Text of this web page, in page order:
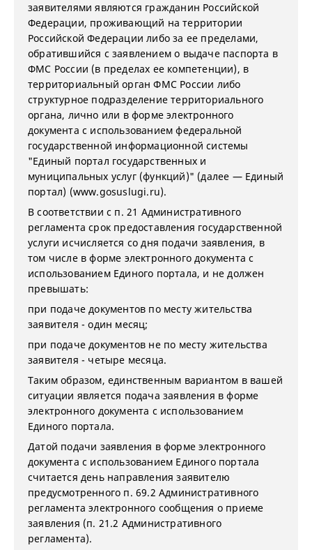
заявителями являются гражданин Российской
Федерации, проживающий на территории
Российской Федерации либо за ее пределами,
обратившийся с заявлением о выдаче паспорта в
ФМС России (в пределах ее компетенции), в
территориальный орган ФМС России либо
структурное подразделение территориального
органа, лично или в форме электронного
документа с использованием федеральной
государственной информационной системы
"Единый портал государственных и
муниципальных услуг (функций)" (далее — Единый
портал) (www.gosuslugi.ru).
В соответствии с п. 21 Административного
регламента срок предоставления государственной
услуги исчисляется со дня подачи заявления, в
том числе в форме электронного документа с
использованием Единого портала, и не должен
превышать:
при подаче документов по месту жительства
заявителя - один месяц;
при подаче документов не по месту жительства
заявителя - четыре месяца.
Таким образом, единственным вариантом в вашей
ситуации является подача заявления в форме
электронного документа с использованием
Единого портала.
Датой подачи заявления в форме электронного
документа с использованием Единого портала
считается день направления заявителю
предусмотренного п. 69.2 Административного
регламента электронного сообщения о приеме
заявления (п. 21.2 Административного
регламента).